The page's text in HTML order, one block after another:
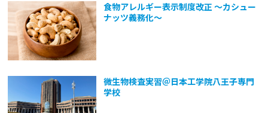
食物アレルギー表示制度改正 ～カシュー
ナッツ義務化～
微生物検査実習＠日本工学院八王子専門
学校